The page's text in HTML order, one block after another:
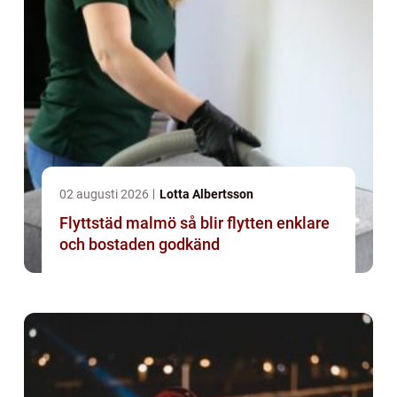
02 augusti 2026 Lotta Albertsson
Flyttstäd malmö så blir flytten enklare
och bostaden godkänd